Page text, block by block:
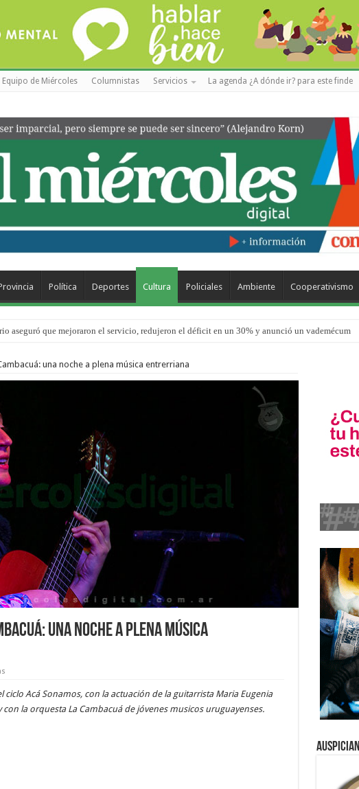
Equipo de Miércoles Columnistas Servicios La agenda ¿A dónde ir? para este finde
Política Deportes Cultura Policiales Ambiente Cooperativismo
hicieron una cirugía de reconstrucción torácica en el Hospital Urquiza
una noche a plena música entrerriana
una noche a plena música
Acá Sonamos, con la actuación de la guitarrista Maria Eugenia
la orquesta La Cambacuá de jóvenes musicos uruguayenses.
Auspician